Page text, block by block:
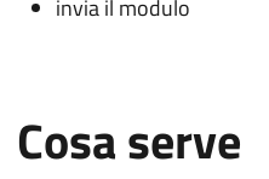
invia il modulo
Cosa serve